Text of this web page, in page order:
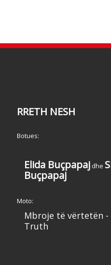
RRETH NESH
Botues:
Elida Buçpapaj dhe
Buçpapaj
Moto:
Mbroje të vërtetën -
Truth